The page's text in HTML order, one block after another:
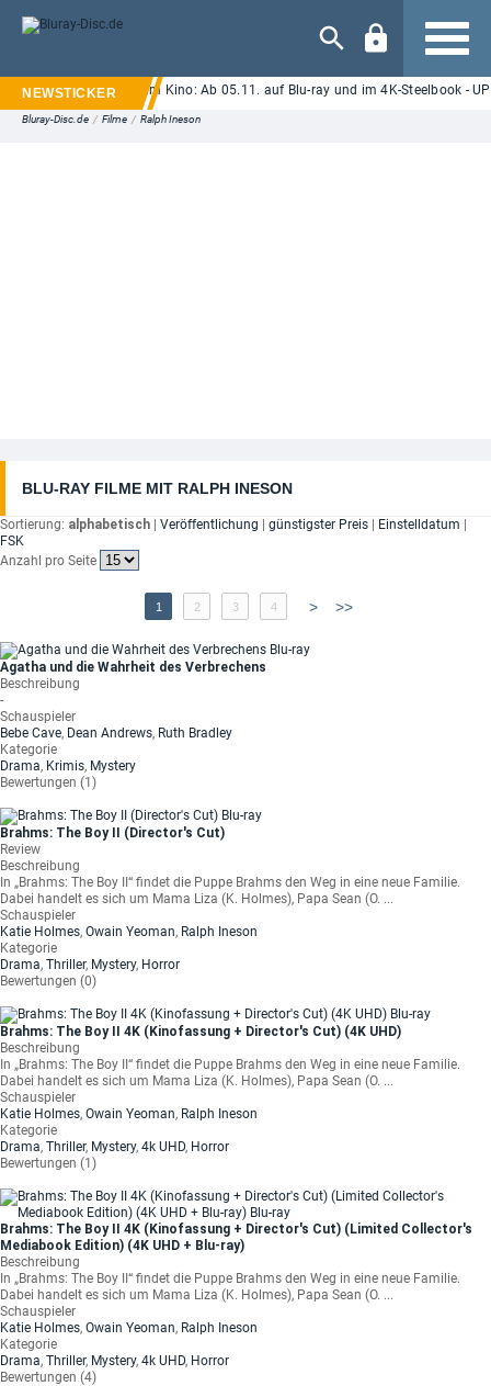
Navigation
"Ice Cream Man" im Kino: Ab 05.11. auf Blu-ray und im 4K-Steelbook -
Bluray-Disc.de / Filme / Ralph Ineson
BLU-RAY FILME MIT RALPH INESON
Sortierung: alphabetisch Veröffentlichung günstigster Preis Einstelldatum
FSK
Anzahl pro Seite
1 2 3 4 > >>
Agatha und die Wahrheit des Verbrechens
Beschreibung
-
Schauspieler
Bebe Cave, Dean Andrews, Ruth Bradley
Kategorie
Drama, Krimis, Mystery
Bewertungen (1)
Brahms: The Boy II (Director's Cut)
Review
Beschreibung
In „Brahms: The Boy II“ findet die Puppe Brahms den Weg in eine neue Familie.
Dabei handelt es sich um Mama Liza (K. Holmes), Papa Sean (O. ...
Schauspieler
Katie Holmes, Owain Yeoman, Ralph Ineson
Kategorie
Drama, Thriller, Mystery, Horror
Bewertungen (0)
Brahms: The Boy II 4K (Kinofassung + Director's Cut) (4K UHD)
Beschreibung
In „Brahms: The Boy II“ findet die Puppe Brahms den Weg in eine neue Familie.
Dabei handelt es sich um Mama Liza (K. Holmes), Papa Sean (O. ...
Schauspieler
Katie Holmes, Owain Yeoman, Ralph Ineson
Kategorie
Drama, Thriller, Mystery, 4k UHD, Horror
Bewertungen (1)
Brahms: The Boy II 4K (Kinofassung + Director's Cut) (Limited Collector's
Mediabook Edition) (4K UHD + Blu-ray)
Beschreibung
In „Brahms: The Boy II“ findet die Puppe Brahms den Weg in eine neue Familie.
Dabei handelt es sich um Mama Liza (K. Holmes), Papa Sean (O. ...
Schauspieler
Katie Holmes, Owain Yeoman, Ralph Ineson
Kategorie
Drama, Thriller, Mystery, 4k UHD, Horror
Bewertungen (4)